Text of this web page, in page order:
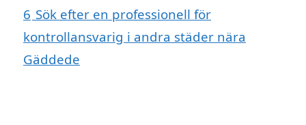
6 Sök efter en professionell för
kontrollansvarig i andra städer nära
Gäddede